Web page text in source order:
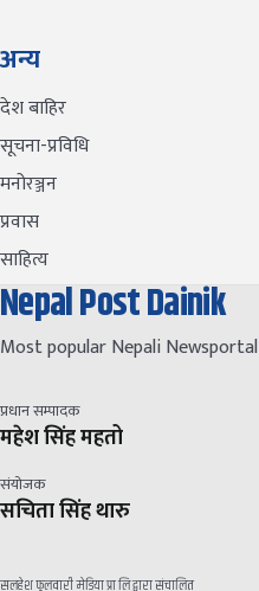
अन्य
देश बाहिर
सूचना-प्रविधि
मनोरञ्जन
प्रवास
साहित्य
Nepal Post Dainik
Most popular Nepali Newsportal
प्रधान सम्पादक
महेश सिंह महतो
संयोजक
सचिता सिंह थारु
सलहेश फुलवारी मेडिया प्रा लि द्वारा संचालित